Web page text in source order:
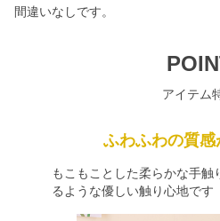
間違いなしです。
アイテム
ふわふわの質
もこもことした柔らかな手触
るような優しい触り心地です